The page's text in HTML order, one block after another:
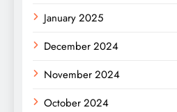
January 2025
December 2024
November 2024
October 2024